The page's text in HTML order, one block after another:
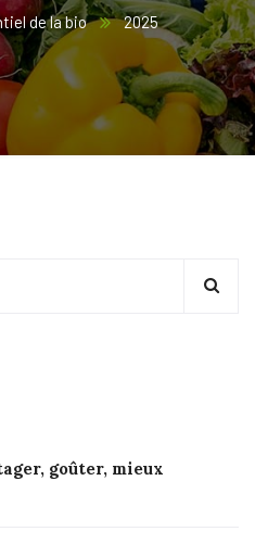
de la bio 2025
goûter, mieux